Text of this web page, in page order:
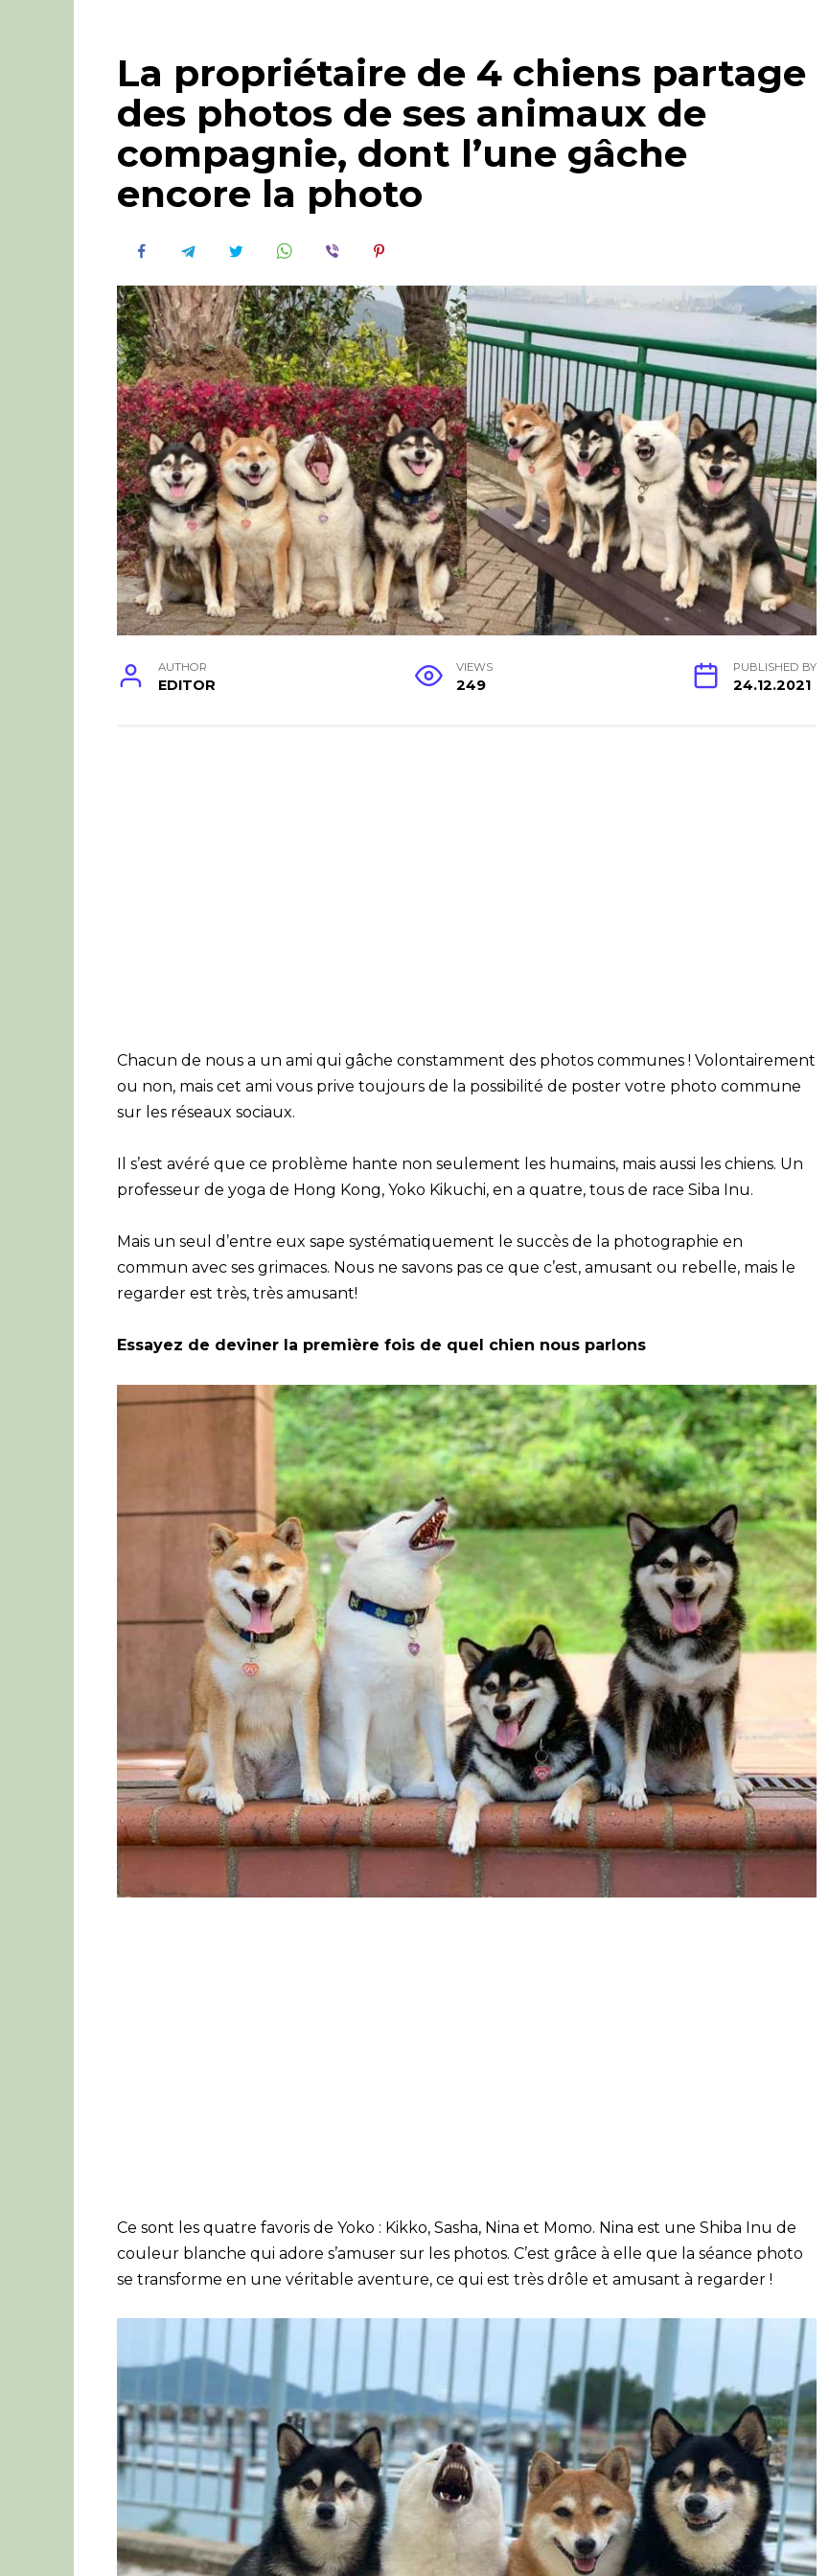
La propriétaire de 4 chiens partage
des photos de ses animaux de
compagnie, dont l’une gâche
encore la photo
AUTHOR
EDITOR
VIEWS
249
PUBLISHED BY
24.12.2021
Chacun de nous a un ami qui gâche constamment des photos communes ! Volontairement
ou non, mais cet ami vous prive toujours de la possibilité de poster votre photo commune
sur les réseaux sociaux.
Il s’est avéré que ce problème hante non seulement les humains, mais aussi les chiens. Un
professeur de yoga de Hong Kong, Yoko Kikuchi, en a quatre, tous de race Siba Inu.
Mais un seul d’entre eux sape systématiquement le succès de la photographie en
commun avec ses grimaces. Nous ne savons pas ce que c’est, amusant ou rebelle, mais le
regarder est très, très amusant!
Essayez de deviner la première fois de quel chien nous parlons
Ce sont les quatre favoris de Yoko : Kikko, Sasha, Nina et Momo. Nina est une Shiba Inu de
couleur blanche qui adore s’amuser sur les photos. C’est grâce à elle que la séance photo
se transforme en une véritable aventure, ce qui est très drôle et amusant à regarder !